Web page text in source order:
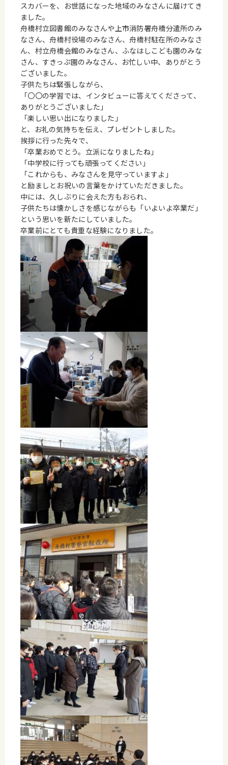
スカバーを、お世話になった地域のみなさんに届けてき
ました。
舟橋村立図書館のみなさんや上市消防署舟橋分遣所のみ
なさん、舟橋村役場のみなさん、舟橋村駐在所のみなさ
ん、村立舟橋会館のみなさん、ふなはしこども園のみな
さん、すきっぷ園のみなさん、お忙しい中、ありがとう
ございました。
子供たちは緊張しながら、
「〇〇の学習では、インタビューに答えてくださって、
ありがとうございました」
「楽しい思い出になりました」
と、お礼の気持ちを伝え、プレゼントしました。
挨拶に行った先々で、
「卒業おめでとう。立派になりましたね」
「中学校に行っても頑張ってください」
「これからも、みなさんを見守っていますよ」
と励ましとお祝いの言葉をかけていただきました。
中には、久しぶりに会えた方もおられ、
子供たちは懐かしさを感じながらも「いよいよ卒業だ」
という思いを新たにしていました。
卒業前にとても貴重な経験になりました。